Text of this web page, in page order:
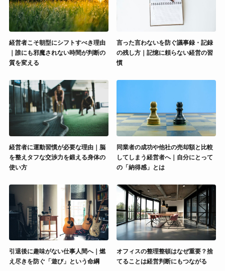
経営者こそ朝型にシフトすべき理由
｜誰にも邪魔されない時間が判断の
質を変える
言った言わないを防ぐ議事録・記録
の残し方｜記憶に頼らない経営の習
慣
経営者に運動習慣が必要な理由｜脳
を整えタフな交渉力を鍛える身体の
使い方
同業者の成功や他社の売却額と比較
してしまう経営者へ｜自分にとって
の「納得感」とは
引退後に趣味がない仕事人間へ｜燃
え尽きを防ぐ「遊び」という命綱
オフィスの整理整頓はなぜ重要？捨
てることは経営判断にもつながる